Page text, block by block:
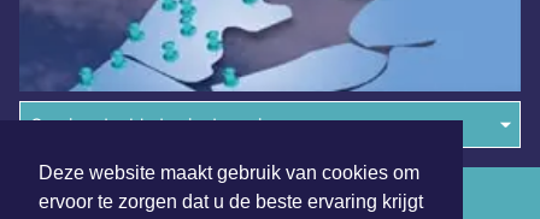
Deze website maakt gebruik van cookies om
ervoor te zorgen dat u de beste ervaring krijgt
Overige dagbladen in de regio
Algemene voorwaarden